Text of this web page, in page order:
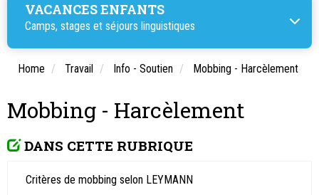
VACANCES ENFANTS
Camps, stages et séjours linguistiques
Home Travail Info - Soutien Mobbing - Harcèlement
Mobbing - Harcèlement
DANS CETTE RUBRIQUE
Critères de mobbing selon LEYMANN